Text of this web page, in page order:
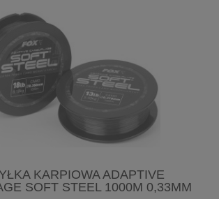
KARPIOWA ADAPTIVE
SOFT STEEL 1000M 0,33MM